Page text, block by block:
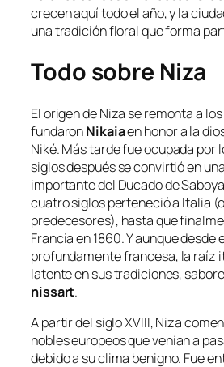
crecen aquí todo el año, y la
una tradición floral que forma
Todo sobre Niza
El origen de Niza se remonta a
fundaronNikaiaen honor a la
Niké. Más tarde fue ocupada por
siglos después se convirtió en
importante del Ducado de
cuatro siglos perteneció a Italia
predecesores), hasta que
Francia en 1860. Y aunque desde
profundamente francesa, la raíz
latente en sus tradiciones,
nissart.
A partir del siglo XVIII, Niza
nobles europeos que venían a
debido a su clima benigno. Fue